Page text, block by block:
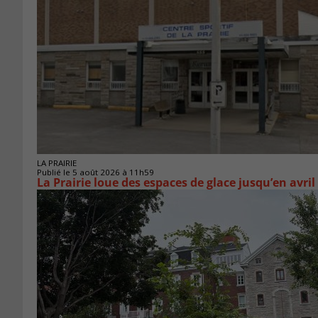
LA PRAIRIE
Publié le 5 août 2026 à 11h59
La Prairie loue des espaces de glace jusqu’en avril